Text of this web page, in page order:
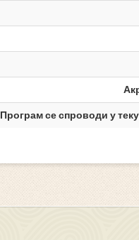
Програм се спроводи у